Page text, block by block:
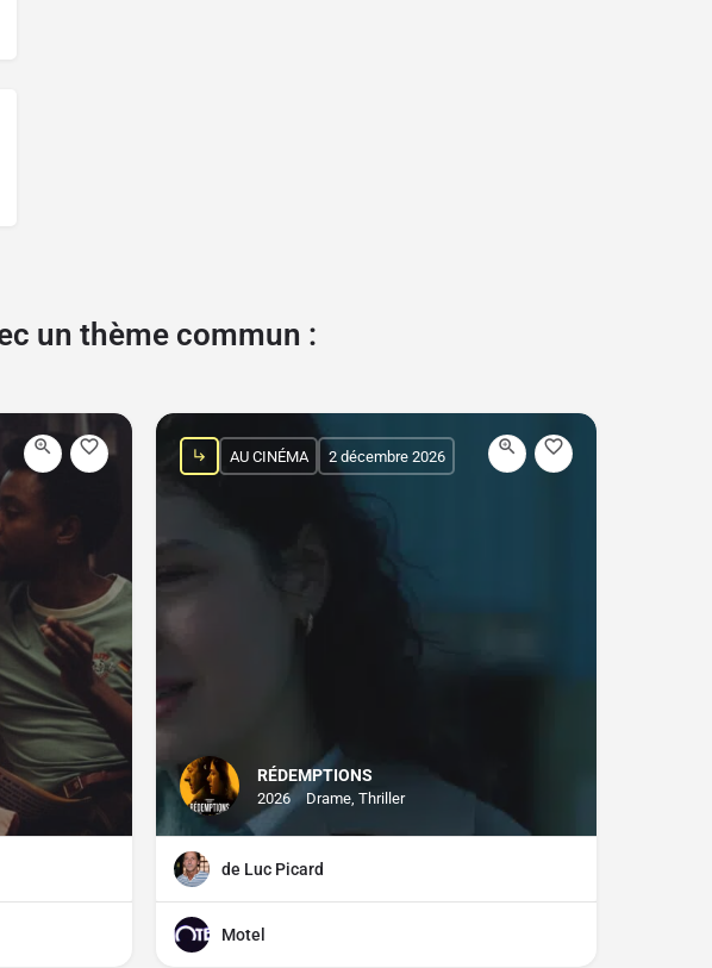
un thème commun :
RÉDEMPTIONS
2026 Drame, Thriller
AU CINÉMA 2 décembre 2026
de Luc Picard
Motel